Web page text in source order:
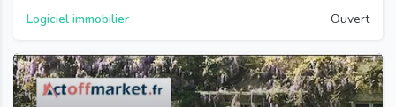
Logiciel immobilier Ouvert